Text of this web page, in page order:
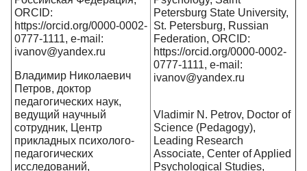
ORCID:
https://orcid.org/0000-0002-
0777-1111, e-mail :
ivanov@yandex.ru
Владимир Николаевич
Петров, доктор
педагогических наук,
ведущий научный
сотрудник, Центр
прикладных психолого-
педагогических
исследований,
Petersburg State University,
St. Petersburg, Russian
Federation, ORCID:
https://orcid.org/0000-0002-
0777-1111, e-mail:
ivanov@yandex.ru
Vladimir N. Petrov, Doctor of
Science (Pedagogy),
Leading Research
Associate, Center of Applied
Psychological Studies,